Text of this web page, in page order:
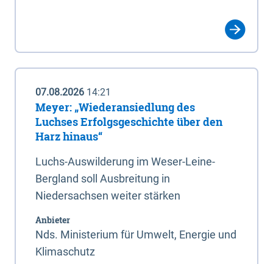
07.08.2026 14:21
Meyer: „Wiederansiedlung des
Luchses Erfolgsgeschichte über den
Harz hinaus“
Luchs-Auswilderung im Weser-Leine-
Bergland soll Ausbreitung in
Niedersachsen weiter stärken
Anbieter
Nds. Ministerium für Umwelt, Energie und
Klimaschutz